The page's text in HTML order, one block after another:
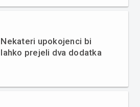
Nekateri upokojenci bi
lahko prejeli dva dodatka